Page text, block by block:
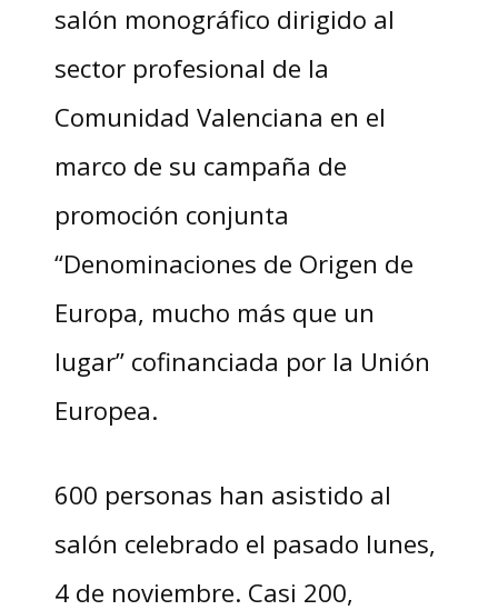
salón monográfico dirigido al
sector profesional de la
Comunidad Valenciana en el
marco de su campaña de
promoción conjunta
“Denominaciones de Origen de
Europa, mucho más que un
lugar” cofinanciada por la Unión
Europea.
600 personas han asistido al
salón celebrado el pasado lunes,
4 de noviembre. Casi 200,